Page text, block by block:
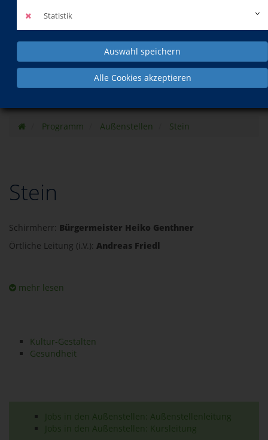
Statistik
Auswahl speichern
Alle Cookies akzeptieren
Programm Außenstellen Stein
Stein
Schirmherr: Bürgermeister Heiko Genthner
Örtliche Leitung (i.V.): Andreas Friedl
mehr lesen
Kultur-Gestalten
Gesundheit
Jobs in den Außenstellen: Außenstellenleitung
Jobs in den Außenstellen: Kursleitung